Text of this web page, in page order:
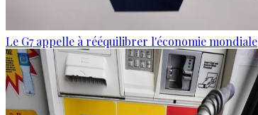
Le G7 appelle à rééquilibrer l'économie mondiale